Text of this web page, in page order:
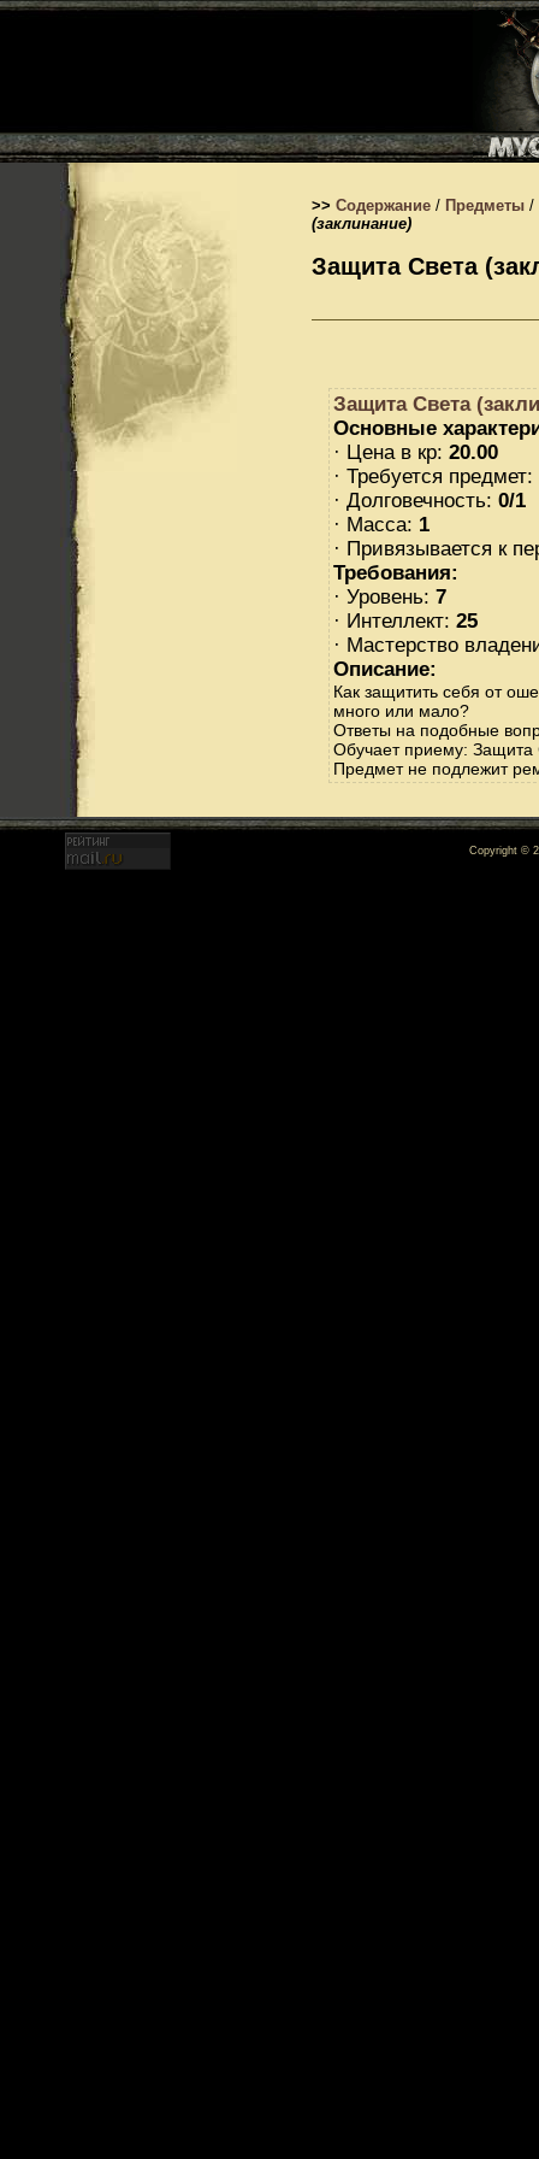
>> Содержание / Предметы /
(заклинание)
Защита Света
Защита Света
Основные
· Цена в кр: 20.00
· Требуется предмет:
· Долговечность: 0/1
· Масса: 1
· Привязывается к
Требования:
· Уровень: 7
· Интеллект: 25
· Мастерство
Описание:
Как защитить себя от
много или мало?
Ответы на подобные
Обучает приему: Защита
Предмет не подлежит
Copyright ©